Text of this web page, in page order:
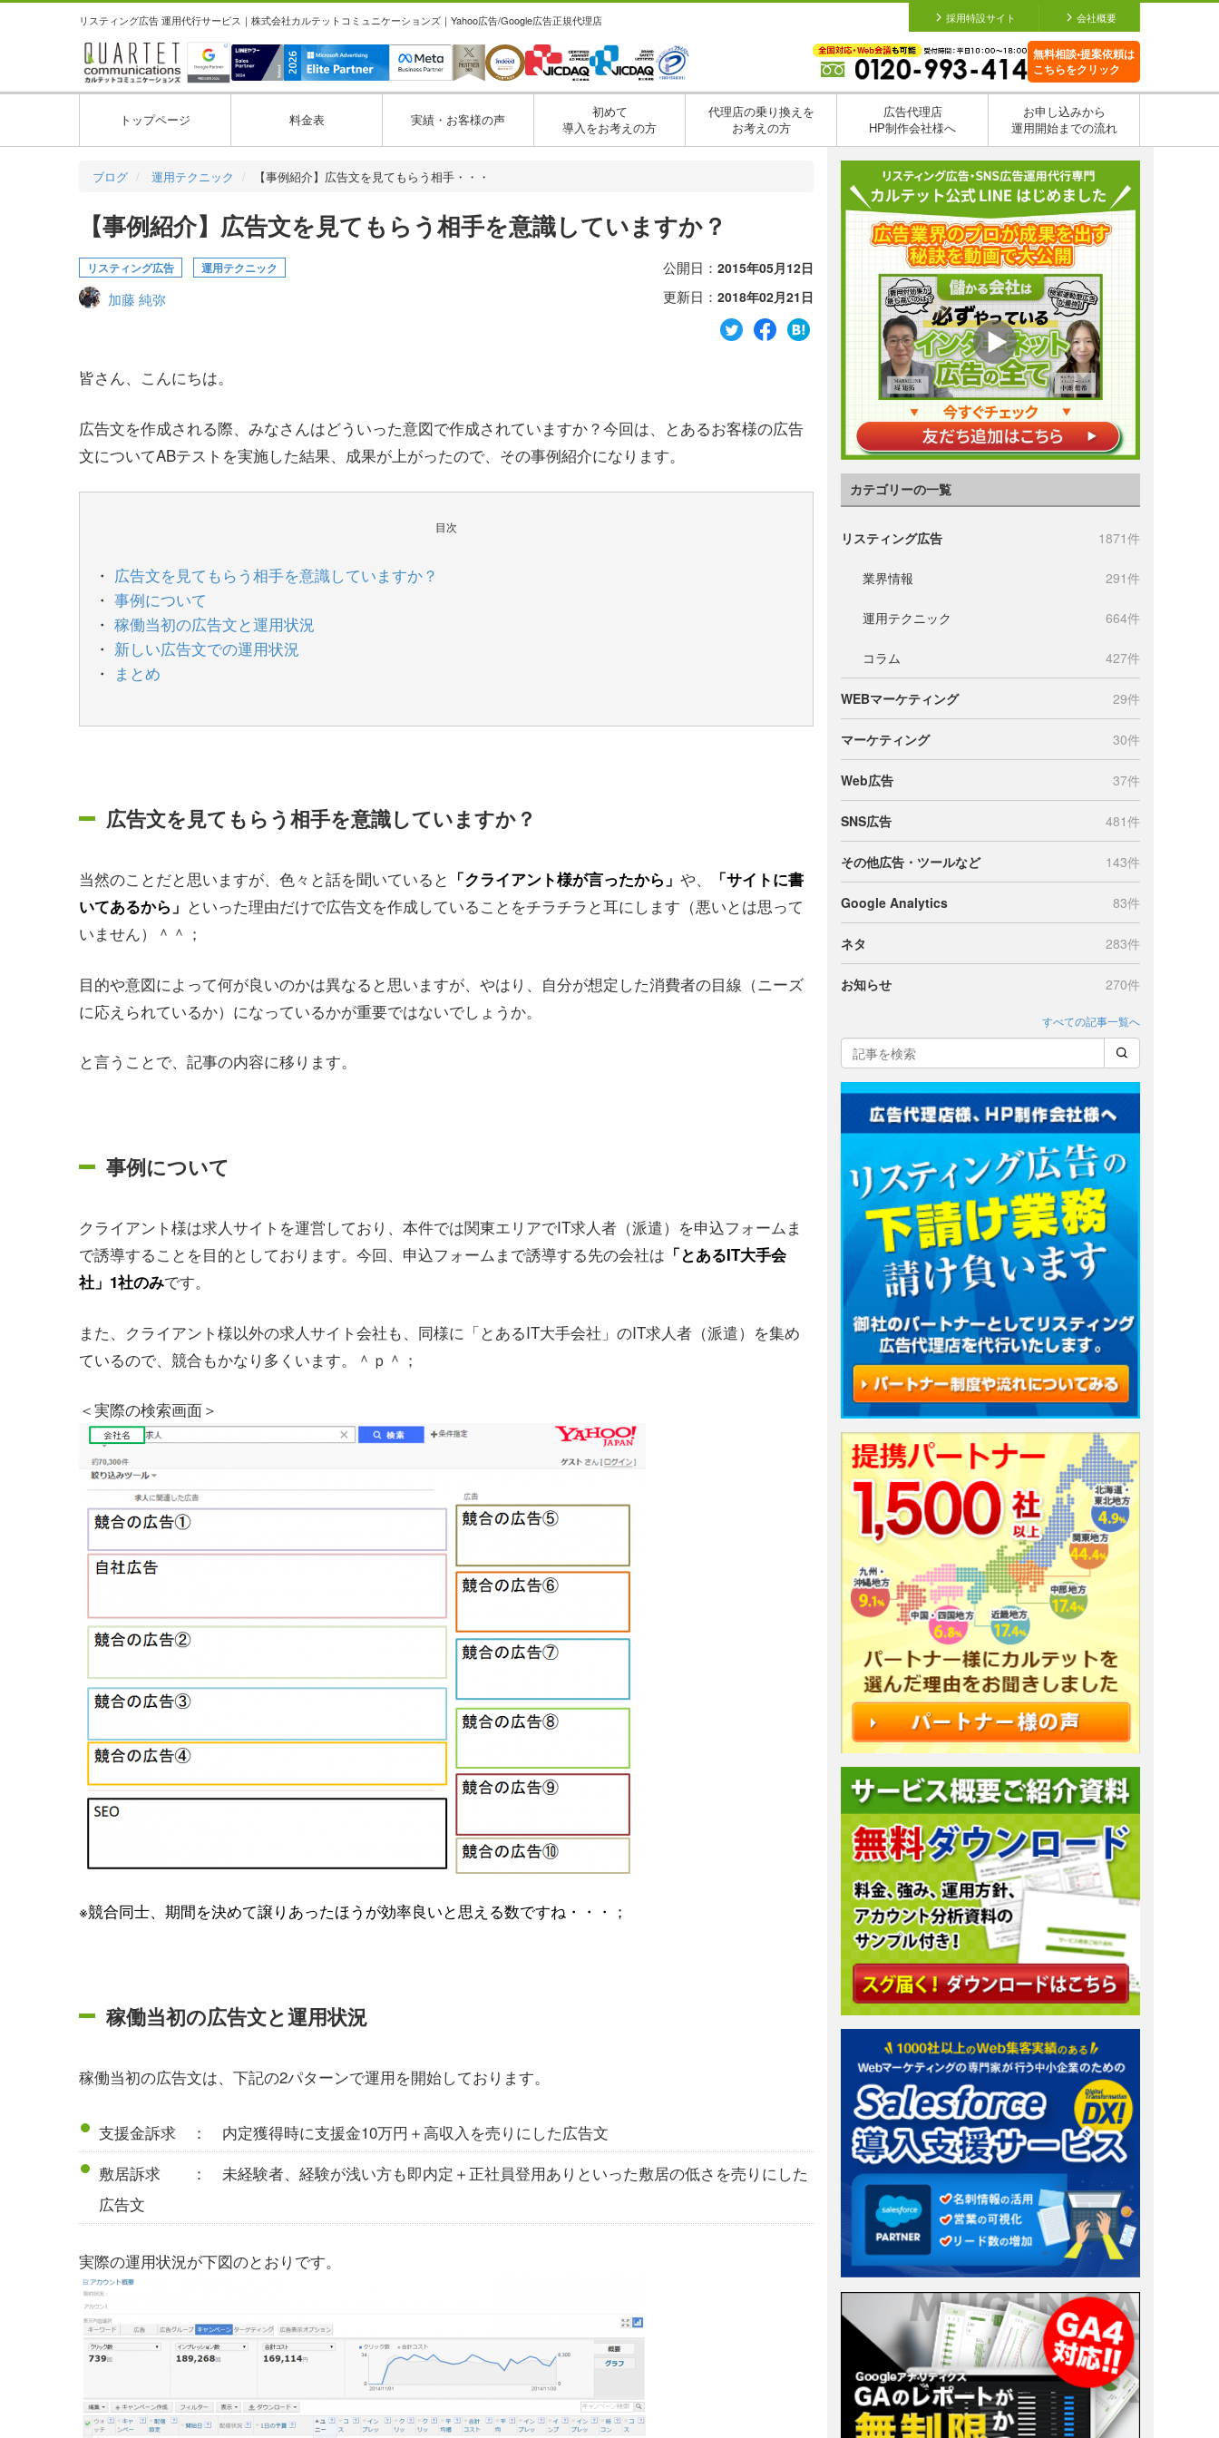
リスティング広告 運用代行サービス｜株式会社カルテットコミュニケーションズ｜Yahoo広告/Google広告正規代理店 採用特設サイト 会社概要
無料相談•提案依頼は
こちらをクリック
トップページ 料金表 実績・お客様の声
初めて
導入をお考えの方
代理店の乗り換えを
お考えの方
広告代理店
HP制作会社様へ
お申し込みから
運用開始までの流れ
ブログ 運用テクニック 【事例紹介】広告文を見てもらう相手・・・
【事例紹介】広告文を見てもらう相手を意識していますか？
リスティング広告 運用テクニック
加藤 純弥
公開日： 2015年05月12日
更新日： 2018年02月21日
皆さん、こんにちは。
広告文を作成される際、みなさんはどういった意図で作成されていますか？今回は、とあるお客様の広告
文についてABテストを実施した結果、成果が上がったので、その事例紹介になります。
目次
広告文を見てもらう相手を意識していますか？
事例について
稼働当初の広告文と運用状況
新しい広告文での運用状況
まとめ
広告文を見てもらう相手を意識していますか？
当然のことだと思いますが、色々と話を聞いていると 「クライアント様が言ったから」 や、
「サイトに書
いてあるから」 といった理由だけで広告文を作成していることをチラチラと耳にします（悪いとは思って
いません）＾＾；
目的や意図によって何が良いのかは異なると思いますが、やはり、自分が想定した消費者の目線（ニーズ
に応えられているか）になっているかが重要ではないでしょうか。
と言うことで、記事の内容に移ります。
事例について
クライアント様は求人サイトを運営しており、本件では関東エリアでIT求人者（派遣）を申込フォームま
で誘導することを目的としております。今回、申込フォームまで誘導する先の会社は 「とあるIT大手会
社」1社のみです。
また、クライアント様以外の求人サイト会社も、同様に「とあるIT大手会社」のIT求人者（派遣）を集め
ているので、競合もかなり多くいます。＾ｐ＾；
＜実際の検索画面＞
※競合同士、期間を決めて譲りあったほうが効率良いと思える数ですね・・・；
稼働当初の広告文と運用状況
稼働当初の広告文は、下記の2パターンで運用を開始しております。
支援金訴求 ： 内定獲得時に支援金10万円＋高収入を売りにした広告文
敷居訴求 ： 未経験者、経験が浅い方も即内定＋正社員登用ありといった敷居の低さを売りにした
広告文
実際の運用状況が下図のとおりです。
カテゴリーの一覧
リスティング広告 1871件
業界情報 291件
運用テクニック 664件
コラム 427件
WEBマーケティング 29件
マーケティング 30件
Web広告 37件
SNS広告 481件
その他広告・ツールなど 143件
Google Analytics 83件
ネタ 283件
お知らせ 270件
すべての記事一覧へ